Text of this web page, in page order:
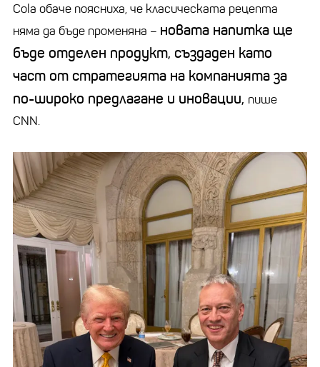
Cola обаче поясниха, че класическата рецепта
няма да бъде променяна – новата напитка ще
бъде отделен продукт, създаден като
част от стратегията на компанията за
по-широко предлагане и иновации, пише
CNN.